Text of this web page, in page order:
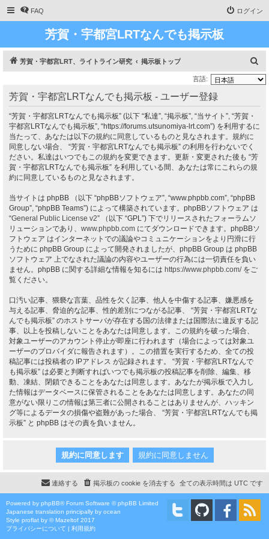
FAQ ログイン
芳賀・宇都宮LRTなんでも掲示板
芳賀・宇都宮LRT、ライトライン研究 掲示板トップ
索
言語:
芳賀・宇都宮LRTなんでも掲示板 - ユーザー登録
“芳賀・宇都宮LRTなんでも掲示板” (以下 “私達”, “掲示板”, “当サイト”, “芳賀・
宇都宮LRTなんでも掲示板”, “https://forums.utsunomiya-lrt.com”) を利用するに
当たって、あなたは以下の規約に同意しているものと見なされます。規約に
同意しない場合、 “芳賀・宇都宮LRTなんでも掲示板” の利用を行わないでく
ださい。私達はいつでもこの規約を変更できます。更新・変更された後も “芳
賀・宇都宮LRTなんでも掲示板” を利用している間、あなたは常にこれらの規
約に同意しているものと見なされます。
当サイトは phpBB （以下 “phpBBソフトウェア”, “www.phpbb.com”, “phpBB
Group”, “phpBB Teams”) によって構築されています。phpBBソフトウェア は
“General Public License v2” （以下 “GPL”) 下でリリースされたフォーラムソ
リューションであり、 www.phpbb.com にてダウンロードできます。phpBBソ
フトウェア はインターネットでの議論やコミュニケーションをより円滑に行
うために phpBB Group によって開発されましたが、phpBB Group は phpBB
ソフトウェア 上でなされた議論の内容やユーザーの行為には一切責任を負い
ません。phpBB に関する詳細な情報を知るには https://www.phpbb.com/をご
覧ください。
口汚い記事、猥褻な言葉、品性を欠く記事、他人を中傷する記事、嫌悪感を
与える記事、脅迫的な記事、性的差別につながる記事、 “芳賀・宇都宮LRTな
んでも掲示板” のホストサーバが存在する国の法律または国際法に違反する記
事、以上を投稿しないことをあなたは同意します。この規約を破った場合、
対象ユーザーのアカウント停止が即座に行われます（場合によっては対象ユ
ーザーのプロバイダに報告されます）。この措置を実行するため、全ての投
稿記事には投稿者の IPアドレス が記録されます。 “芳賀・宇都宮LRTなんで
も掲示板” は必要と判断すればいつでも掲示板の投稿記事を削除、編集、移
動、凍結、閉鎖できることをあなたは同意します。あなたが掲示板で入力し
た情報はデータベースに保管されることをあなたは同意します。あなたの同
意がない限りこの情報は第三者に公開されることはありませんが、ハッキン
グ等によるデータの損傷や盗難があった場合、 “芳賀・宇都宮LRTなんでも掲
示板” と phpBB はその責を負いません。
全ての表示時間は UTC です
掲示板の cookie を消去する
連絡する
Powered by phpBB® Forum Software © phpBB Limited
Japanese translation principally by ocean
Style proflat by ©Mazeltof 2017
プライバシーについて | 利用規約